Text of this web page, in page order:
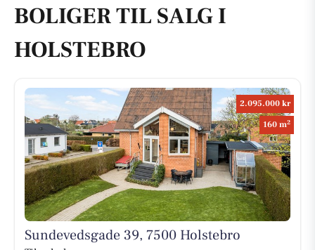
BOLIGER TIL SALG I
HOLSTEBRO
2.095.000 kr
160 m2
Sundevedsgade 39, 7500 Holstebro